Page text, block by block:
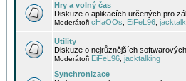
Hry a volný čas
Diskuze o aplikacích určených pro
Moderátoři cHaOOs EiFeL96
Utility
Diskuze o nejrůznějších
Moderátoři EiFeL96 jacktalking
Synchronizace